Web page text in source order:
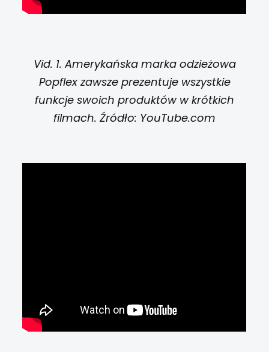
Vid. 1. Amerykańska marka odzieżowa
Popflex zawsze prezentuje wszystkie
funkcje swoich produktów w krótkich
filmach. Źródło: YouTube.com